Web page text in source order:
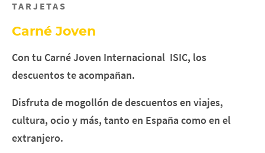
TARJETAS
Carné Joven
Con tu Carné Joven Internacional ISIC, los
descuentos te acompañan.
Disfruta de mogollón de descuentos en viajes,
cultura, ocio y más, tanto en España como en el
extranjero.